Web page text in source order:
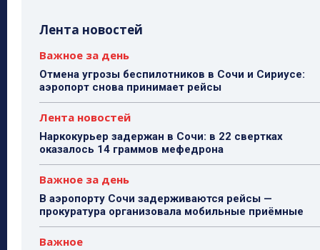
Лента новостей
Важное за день
Отмена угрозы беспилотников в Сочи и Сириусе:
аэропорт снова принимает рейсы
Лента новостей
Наркокурьер задержан в Сочи: в 22 свертках
оказалось 14 граммов мефедрона
Важное за день
В аэропорту Сочи задерживаются рейсы —
прокуратура организовала мобильные приёмные
Важное